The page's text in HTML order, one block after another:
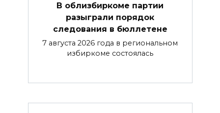
В облизбиркоме партии
разыграли порядок
следования в бюллетене
7 августа 2026 года в региональном
избиркоме состоялась